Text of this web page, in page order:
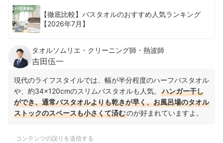
【徹底比較】バスタオルのおすすめ人気ランキング
【2026年7月】
タオルソムリエ・クリーニング師・熱波師
吉田伍一
現代のライフスタイルでは、幅が半分程度のハーフバスタオル
や、約34×120cmのスリムバスタオルも人気。
ハンガー干し
ができ、通常バスタオルよりも乾きが早く、お風呂場のタオル
ストックのスペースも小さくて済むのが好まれていますよ。
コンテンツの誤りを送信する